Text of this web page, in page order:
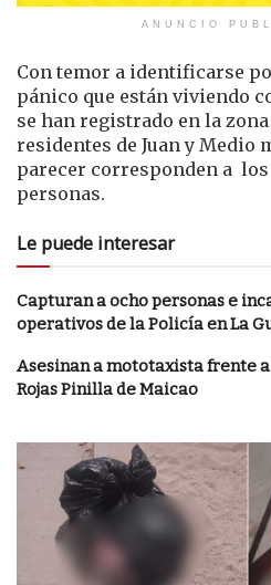
ANUNCIO
Con temor a identificarse
pánico que están viviendo
se han registrado en la
residentes de Juan y Medio
parecer corresponden a
personas.
Le puede interesar
Capturan a ocho personas e
operativos de la Policía en La
Asesinan a mototaxista frente
Rojas Pinilla de Maicao